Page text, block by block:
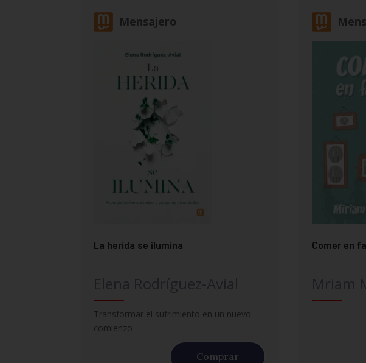
Mensajero
La herida se ilumina
Transformar el sufrimiento en un nuevo
comienzo
Comprar
Comer en